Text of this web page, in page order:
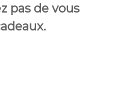
pas de vous